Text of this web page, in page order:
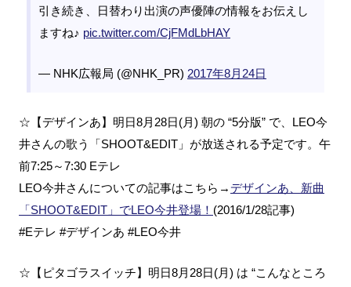
引き続き、日替わり出演の声優陣の情報をお伝えし
ますね♪ pic.twitter.com/CjFMdLbHAY
— NHK広報局 (@NHK_PR) 2017年8月24日
☆【デザインあ】明日8月28日(月) 朝の “5分版” で、LEO今
井さんの歌う「SHOOT&EDIT」が放送される予定です。午
前7:25～7:30 Eテレ
LEO今井さんについての記事はこちら→ デザインあ、新曲
「SHOOT&EDIT」でLEO今井登場！ (2016/1/28記事)
#Eテレ #デザインあ #LEO今井
☆【ピタゴラスイッチ】明日8月28日(月) は “こんなところ